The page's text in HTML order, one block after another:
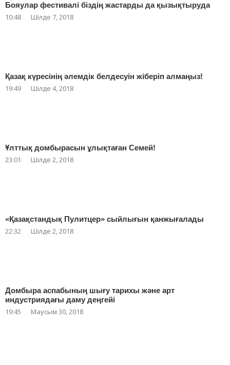
Бояулар фестивалі біздің жастарды да қызықтыруда
10:48 Шілде 7, 2018
Қазақ күресінің әлемдік белдесуін жіберіп алмаңыз!
19:49 Шілде 4, 2018
Ұлттық домбырасын ұлықтаған Семей!
23:01 Шілде 2, 2018
«Қазақстандық Пулитцер» сыйлығын қанжығалады
22:32 Шілде 2, 2018
Домбыра аспабының шығу тарихы және арт
индустриядағы даму деңгейі
19:45 Маусым 30, 2018